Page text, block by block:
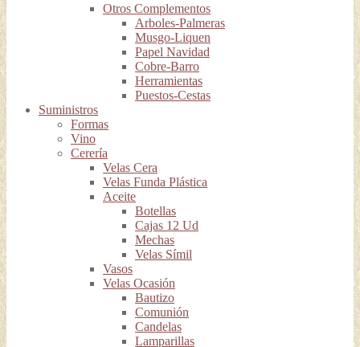
Otros Complementos
Arboles-Palmeras
Musgo-Liquen
Papel Navidad
Cobre-Barro
Herramientas
Puestos-Cestas
Suministros
Formas
Vino
Cerería
Velas Cera
Velas Funda Plástica
Aceite
Botellas
Cajas 12 Ud
Mechas
Velas Símil
Vasos
Velas Ocasión
Bautizo
Comunión
Candelas
Lamparillas